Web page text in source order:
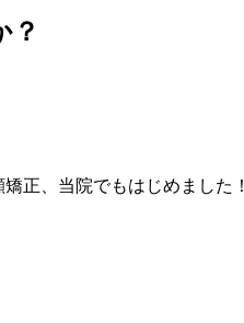
？
正、当院でもはじめました！